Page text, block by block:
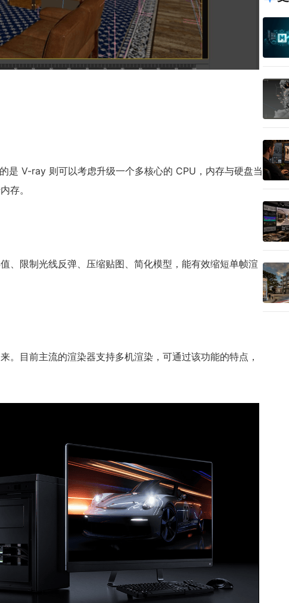
是 V-ray 则可以考虑升级一个多核心的 CPU，内存与硬盘当
存。
、限制光线反弹、压缩贴图、简化模型，能有效缩短单帧渲
。目前主流的渲染器支持多机渲染，可通过该功能的特点，